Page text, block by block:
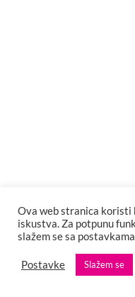
Ova web stranica koristi
iskustva. Za potpunu
slažem se sa
Postavke Slažem se